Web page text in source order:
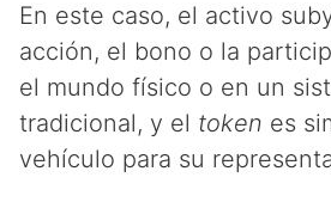
En este caso, el activo
acción, el bono o la
el mundo físico o en un
tradicional, y el token es
vehículo para su